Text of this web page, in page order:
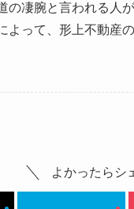
の凄腕と言われる人
って、形上不動産
よかったらシ